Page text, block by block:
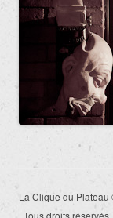
La Clique du Plateau